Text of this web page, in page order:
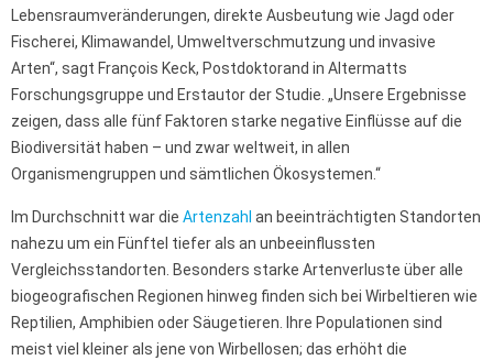
Lebensraumveränderungen, direkte Ausbeutung wie Jagd oder
Fischerei, Klimawandel, Umweltverschmutzung und invasive
Arten“, sagt François Keck, Postdoktorand in Altermatts
Forschungsgruppe und Erstautor der Studie. „Unsere Ergebnisse
zeigen, dass alle fünf Faktoren starke negative Einflüsse auf die
Biodiversität haben – und zwar weltweit, in allen
Organismengruppen und sämtlichen Ökosystemen.“
Im Durchschnitt war die Artenzahl an beeinträchtigten Standorten
nahezu um ein Fünftel tiefer als an unbeeinflussten
Vergleichsstandorten. Besonders starke Artenverluste über alle
biogeografischen Regionen hinweg finden sich bei Wirbeltieren wie
Reptilien, Amphibien oder Säugetieren. Ihre Populationen sind
meist viel kleiner als jene von Wirbellosen; das erhöht die